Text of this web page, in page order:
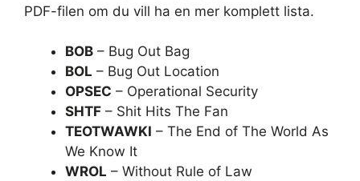
PDF-filen om du vill ha en mer komplett lista.
BOB – Bug Out Bag
BOL – Bug Out Location
OPSEC – Operational Security
SHTF – Shit Hits The Fan
TEOTWAWKI – The End of The World As
We Know It
WROL – Without Rule of Law